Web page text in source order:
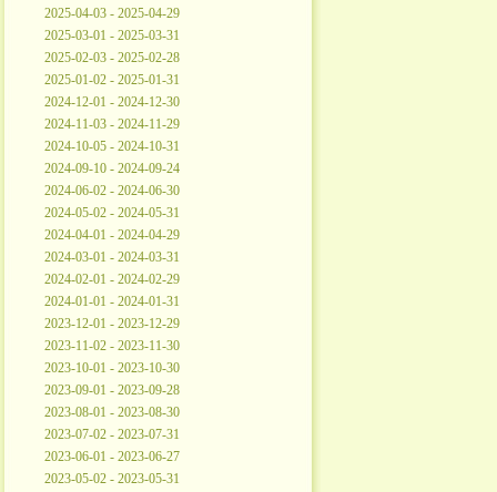
2025-04-03 - 2025-04-29
2025-03-01 - 2025-03-31
2025-02-03 - 2025-02-28
2025-01-02 - 2025-01-31
2024-12-01 - 2024-12-30
2024-11-03 - 2024-11-29
2024-10-05 - 2024-10-31
2024-09-10 - 2024-09-24
2024-06-02 - 2024-06-30
2024-05-02 - 2024-05-31
2024-04-01 - 2024-04-29
2024-03-01 - 2024-03-31
2024-02-01 - 2024-02-29
2024-01-01 - 2024-01-31
2023-12-01 - 2023-12-29
2023-11-02 - 2023-11-30
2023-10-01 - 2023-10-30
2023-09-01 - 2023-09-28
2023-08-01 - 2023-08-30
2023-07-02 - 2023-07-31
2023-06-01 - 2023-06-27
2023-05-02 - 2023-05-31